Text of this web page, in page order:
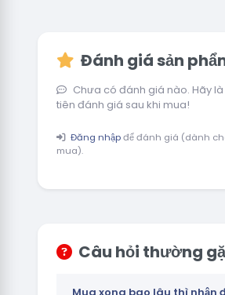
Đánh giá sản
Chưa có đánh giá nào. Hãy
tiên đánh giá sau khi mua!
Đăng nhậpđể đánh giá (dành
mua).
Câu hỏi thường